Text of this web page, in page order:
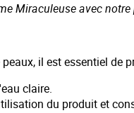
Miraculeuse avec
il est essentiel de
claire.
du produit et